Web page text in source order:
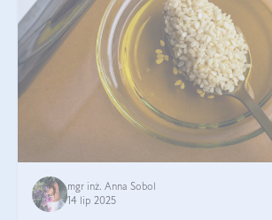
mgr inż. Anna Sobol
14 lip 2025